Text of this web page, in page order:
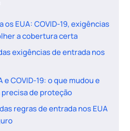
os EUA: COVID-19, exigências
a cobertura certa
exigências de entrada nos
e COVID-19: o que mudou e
de proteção
regras de entrada nos EUA